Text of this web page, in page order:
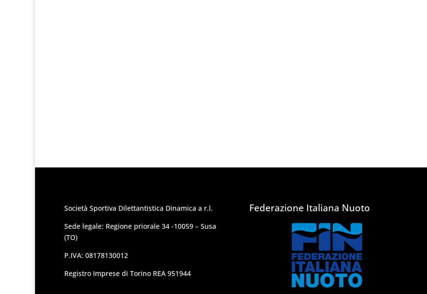
Società Sportiva Dilettantistica Dinamica a r.l.
Sede legale: Regione priorale 34 -10059 – Susa
(TO)
P.IVA: 08178130012
Registro Imprese di Torino REA 951944
Federazione Italiana Nuoto